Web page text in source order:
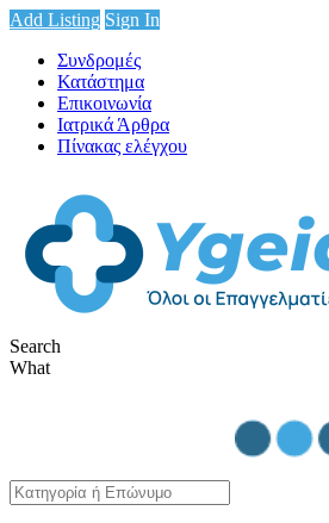
Add Listing Sign In
Συνδρομές
Κατάστημα
Επικοινωνία
Ιατρικά Άρθρα
Πίνακας ελέγχου
Search
What